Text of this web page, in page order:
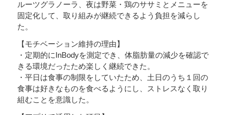
ルーツグラノーラ、夜は野菜・鶏のササミとメニューを
固定化して、取り組みが継続できるよう負担を減らし
た。
【モチベーション維持の理由】
・定期的にInBodyを測定でき、体脂肪量の減少を確認で
きる環境だったため楽しく継続できた。
・平日は食事の制限をしていたため、土日のうち１回の
食事は好きなものを食べるようにし、ストレスなく取り
組むことを意識した。